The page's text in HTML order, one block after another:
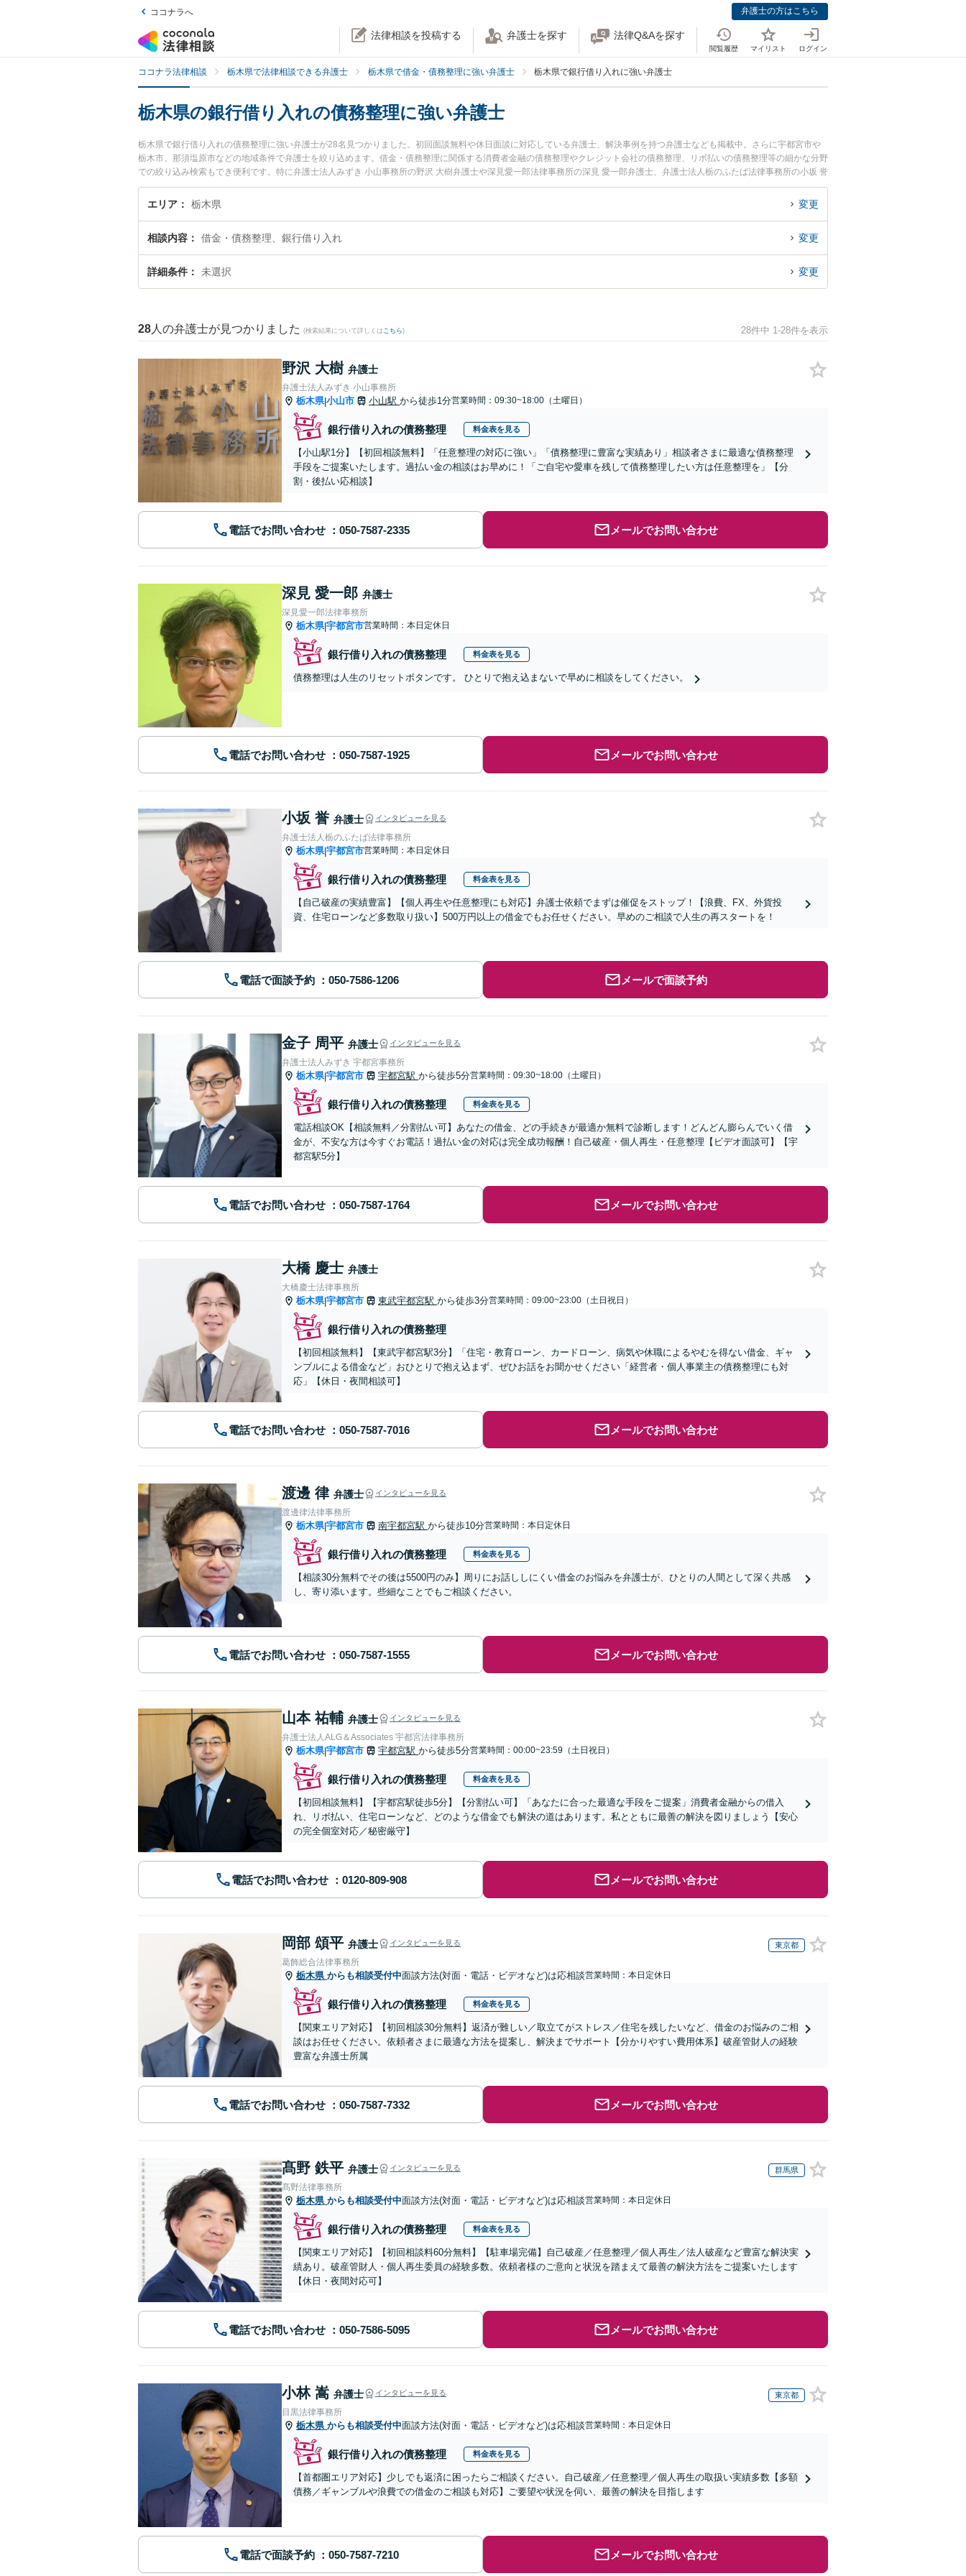
ココナラへ 弁護士の方はこちら
法律相談を投稿する 弁護士を探す 法律Q&Aを探す
閲覧履歴 マイリスト ログイン
ココナラ法律相談 栃木県で法律相談できる弁護士 栃木県で借金・債務整理に強い弁護士 栃木県で銀行借り入れに強い弁護士
栃木県の銀行借り入れの債務整理に強い弁護士
栃木県で銀行借り入れの債務整理に強い弁護士が28名見つかりました。初回面談無料や休日面談に対応している弁護士、解決事例を持つ弁護士なども掲載中。さらに宇都宮市や
栃木市、那須塩原市などの地域条件で弁護士を絞り込めます。借金・債務整理に関係する消費者金融の債務整理やクレジット会社の債務整理、リボ払いの債務整理等の細かな分野
での絞り込み検索もでき便利です。特に弁護士法人みずき 小山事務所の野沢 大樹弁護士や深見愛一郎法律事務所の深見 愛一郎弁護士、弁護士法人栃のふたば法律事務所の小坂 誉
弁護士のプロフィール情報や弁護士費用、強みなどが注目されています。『栃木県で土日や夜間に発生した銀行借り入れの債務整理のトラブルを今すぐに弁護士に相談したい』
『銀行借り入れの債務整理のトラブル解決の実績豊富な近くの弁護士を検索したい』『初回相談無料で銀行借り入れの債務整理を法律相談できる栃木県内の弁護士に相談予約した
エリア 栃木県 変更
相談内容 借金・債務整理、銀行借り入れ 変更
詳細条件 未選択 変更
28 人の弁護士が見つかりました (検索結果について詳しくは こちら) 28件中 1-28件を表示
野沢 大樹 弁護士
弁護士法人みずき 小山事務所
栃木県|小山市 小山駅 から徒歩1分営業時間：09:30~18:00（土曜日）
銀行借り入れの債務整理 料金表を見る
【小山駅1分】【初回相談無料】「任意整理の対応に強い」「債務整理に豊富な実績あり」相談者さまに最適な債務整理
手段をご提案いたします。過払い金の相談はお早めに！「ご自宅や愛車を残して債務整理したい方は任意整理を」【分
割・後払い応相談】
電話でお問い合わせ メールでお問い合わせ
深見 愛一郎 弁護士
深見愛一郎法律事務所
栃木県|宇都宮市営業時間：本日定休日
銀行借り入れの債務整理 料金表を見る
債務整理は人生のリセットボタンです。 ひとりで抱え込まないで早めに相談をしてください。
電話でお問い合わせ メールでお問い合わせ
小坂 誉 弁護士 インタビューを見る
弁護士法人栃のふたば法律事務所
栃木県|宇都宮市営業時間：本日定休日
銀行借り入れの債務整理 料金表を見る
【自己破産の実績豊富】【個人再生や任意整理にも対応】弁護士依頼でまずは催促をストップ！【浪費、FX、外貨投
資、住宅ローンなど多数取り扱い】500万円以上の借金でもお任せください。早めのご相談で人生の再スタートを！
電話で面談予約 メールで面談予約
金子 周平 弁護士 インタビューを見る
弁護士法人みずき 宇都宮事務所
栃木県|宇都宮市 宇都宮駅 から徒歩5分営業時間：09:30~18:00（土曜日）
銀行借り入れの債務整理 料金表を見る
電話相談OK【相談無料／分割払い可】あなたの借金、どの手続きが最適か無料で診断します！どんどん膨らんでいく借
金が、不安な方は今すぐお電話！過払い金の対応は完全成功報酬！自己破産・個人再生・任意整理【ビデオ面談可】【宇
都宮駅5分】
電話でお問い合わせ メールでお問い合わせ
大橋 慶士 弁護士
大橋慶士法律事務所
栃木県|宇都宮市 東武宇都宮駅 から徒歩3分営業時間：09:00~23:00（土日祝日）
銀行借り入れの債務整理
【初回相談無料】【東武宇都宮駅3分】「住宅・教育ローン、カードローン、病気や休職によるやむを得ない借金、ギャ
ンブルによる借金など」おひとりで抱え込まず、ぜひお話をお聞かせください「経営者・個人事業主の債務整理にも対
応」【休日・夜間相談可】
電話でお問い合わせ メールでお問い合わせ
渡邊 律 弁護士 インタビューを見る
渡邊律法律事務所
栃木県|宇都宮市 南宇都宮駅 から徒歩10分営業時間：本日定休日
銀行借り入れの債務整理 料金表を見る
【相談30分無料でその後は5500円のみ】周りにお話ししにくい借金のお悩みを弁護士が、ひとりの人間として深く共感
し、寄り添います。些細なことでもご相談ください。
電話でお問い合わせ メールでお問い合わせ
山本 祐輔 弁護士 インタビューを見る
弁護士法人ALG＆Associates 宇都宮法律事務所
栃木県|宇都宮市 宇都宮駅 から徒歩5分営業時間：00:00~23:59（土日祝日）
銀行借り入れの債務整理 料金表を見る
【初回相談無料】【宇都宮駅徒歩5分】【分割払い可】「あなたに合った最適な手段をご提案」消費者金融からの借入
れ、リボ払い、住宅ローンなど、どのような借金でも解決の道はあります。私とともに最善の解決を図りましょう【安心
の完全個室対応／秘密厳守】
電話でお問い合わせ メールでお問い合わせ
岡部 頌平 弁護士 インタビューを見る 東京都
葛飾総合法律事務所
栃木県 からも相談受付中面談方法(対面・電話・ビデオなど)は応相談営業時間：本日定休日
銀行借り入れの債務整理 料金表を見る
【関東エリア対応】【初回相談30分無料】返済が難しい／取立てがストレス／住宅を残したいなど、借金のお悩みのご相
談はお任せください。依頼者さまに最適な方法を提案し、解決までサポート【分かりやすい費用体系】破産管財人の経験
豊富な弁護士所属
電話でお問い合わせ メールでお問い合わせ
髙野 鉄平 弁護士 インタビューを見る 群馬県
髙野法律事務所
栃木県 からも相談受付中面談方法(対面・電話・ビデオなど)は応相談営業時間：本日定休日
銀行借り入れの債務整理 料金表を見る
【関東エリア対応】【初回相談料60分無料】【駐車場完備】自己破産／任意整理／個人再生／法人破産など豊富な解決実
績あり。破産管財人・個人再生委員の経験多数。依頼者様のご意向と状況を踏まえて最善の解決方法をご提案いたします
【休日・夜間対応可】
電話でお問い合わせ メールでお問い合わせ
小林 嵩 弁護士 インタビューを見る 東京都
目黒法律事務所
栃木県 からも相談受付中面談方法(対面・電話・ビデオなど)は応相談営業時間：本日定休日
銀行借り入れの債務整理 料金表を見る
【首都圏エリア対応】少しでも返済に困ったらご相談ください。自己破産／任意整理／個人再生の取扱い実績多数【多額
債務／ギャンブルや浪費での借金のご相談も対応】ご要望や状況を伺い、最善の解決を目指します
電話で面談予約 メールでお問い合わせ